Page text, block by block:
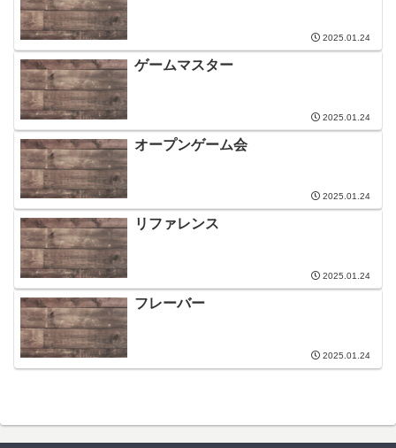
2025.01.24
ゲームマスター
2025.01.24
オープンゲーム会
2025.01.24
リファレンス
2025.01.24
フレーバー
2025.01.24